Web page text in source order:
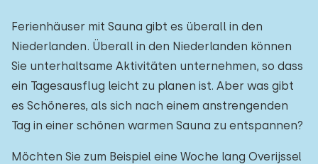
Ferienhäuser mit Sauna gibt es überall in den
Niederlanden. Überall in den Niederlanden können
Sie unterhaltsame Aktivitäten unternehmen, so dass
ein Tagesausflug leicht zu planen ist. Aber was gibt
es Schöneres, als sich nach einem anstrengenden
Tag in einer schönen warmen Sauna zu entspannen?
Möchten Sie zum Beispiel eine Woche lang Overijssel